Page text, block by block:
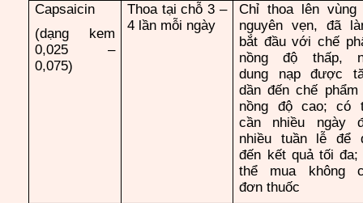
Capsaicin
(dạng kem
0,025 –
0,075)
Thoa tại chỗ 3 –
4 lần mỗi ngày
Chỉ thoa lên vùng
nguyên vẹn, đã
bắt đầu với chế
nồng độ thấp,
dung nạp được
dần đến chế phẩm
nồng độ cao; có
cần nhiều ngày
nhiều tuần lễ để
đến kết quả tối đa;
thể mua không
đơn thuốc